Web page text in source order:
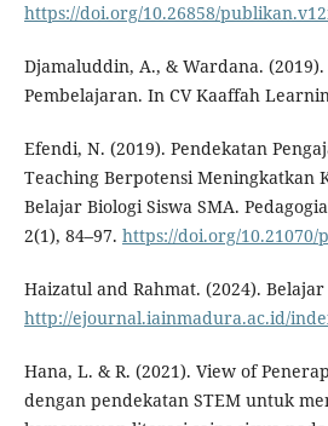
https://doi.org/10.26858/
Djamaluddin, A., & Wardana.
Pembelajaran. In CV Kaaffah
Efendi, N. (2019). Pendekatan
Teaching Berpotensi Meningkatkan
Belajar Biologi Siswa SMA.
2(1), 84–97. https://doi.org/10.21070/
Haizatul and Rahmat. (2024).
http://ejournal.iainmadura.ac.id/
Hana, L. & R. (2021). View of
dengan pendekatan STEM untuk